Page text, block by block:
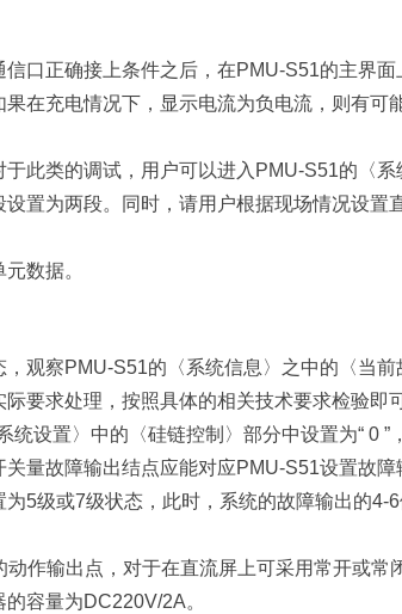
口正确接上条件之后，在PMU-S51的主界面
在充电情况下，显示电流为负电流，则有可
此类的调试，用户可以进入PMU-S51的〈系
置为两段。同时，请用户根据现场情况设置
数据。
观察PMU-S51的〈系统信息〉之中的〈当前
要求处理，按照具体的相关技术要求检验即可
设置〉中的〈硅链控制〉部分中设置为“ 0 ”
量故障输出结点应能对应PMU-S51设置故障
5级或7级状态，此时，系统的故障输出的4-
作输出点，对于在直流屏上可采用常开或常
容量为DC220V/2A。